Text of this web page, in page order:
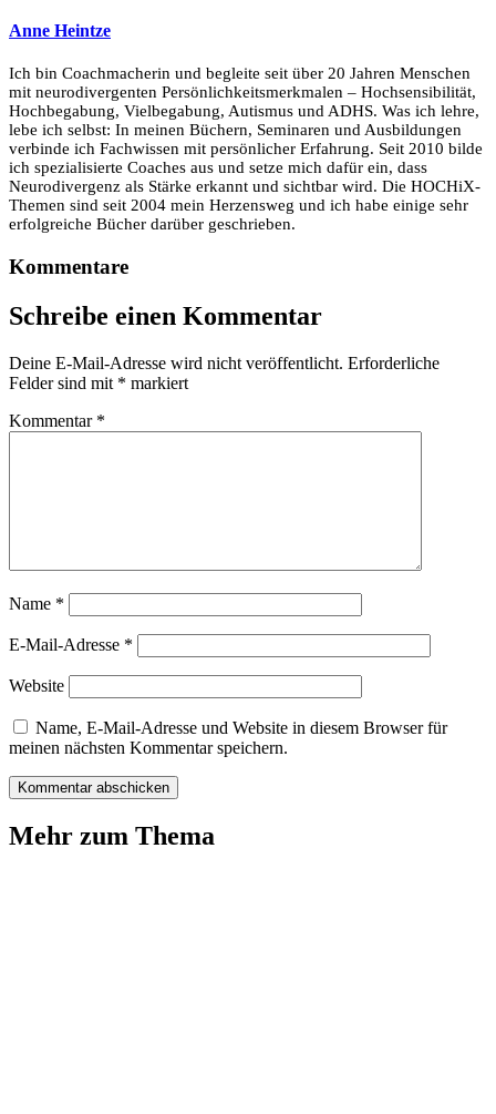
Anne Heintze
Ich bin Coachmacherin und begleite seit über 20 Jahren Menschen
mit neurodivergenten Persönlichkeitsmerkmalen – Hochsensibilität,
Hochbegabung, Vielbegabung, Autismus und ADHS. Was ich lehre,
lebe ich selbst: In meinen Büchern, Seminaren und Ausbildungen
verbinde ich Fachwissen mit persönlicher Erfahrung. Seit 2010 bilde
ich spezialisierte Coaches aus und setze mich dafür ein, dass
Neurodivergenz als Stärke erkannt und sichtbar wird. Die HOCHiX-
Themen sind seit 2004 mein Herzensweg und ich habe einige sehr
erfolgreiche Bücher darüber geschrieben.
Kommentare
Schreibe einen Kommentar
Deine E-Mail-Adresse wird nicht veröffentlicht. Erforderliche
Felder sind mit * markiert
Kommentar *
Name *
E-Mail-Adresse *
Website
Name, E-Mail-Adresse und Website in diesem Browser für
meinen nächsten Kommentar speichern.
Mehr zum Thema